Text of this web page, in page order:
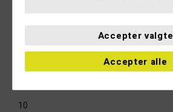
Accepter valgte
Accepter alle
Dronning af månen
10